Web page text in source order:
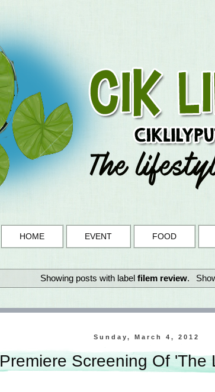
HOME EVENT FOOD
Showing posts with labelfilem review.
Sunday, March 4, 2012
Premiere Screening Of 'The